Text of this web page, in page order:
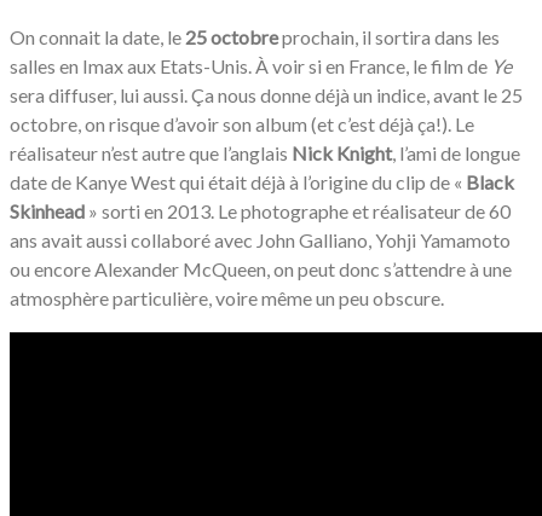
On connait la date, le 25 octobreprochain, il sortira dans les
salles en Imax aux Etats-Unis. À voir si en France, le film de Ye
sera diffuser, lui aussi. Ça nous donne déjà un indice, avant le 25
octobre, on risque d’avoir son album (et c’est déjà ça!). Le
réalisateur n’est autre que l’anglais Nick Knight, l’ami de longue
date de Kanye West qui était déjà à l’origine du clip de « Black
Skinhead » sorti en 2013. Le photographe et réalisateur de 60
ans avait aussi collaboré avec John Galliano, Yohji Yamamoto
ou encore Alexander McQueen, on peut donc s’attendre à une
atmosphère particulière, voire même un peu obscure.